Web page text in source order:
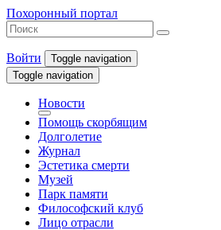
Похоронный портал
Войти
Toggle navigation
Toggle navigation
Новости
Помощь скорбящим
Долголетие
Журнал
Эстетика смерти
Музей
Парк памяти
Философский клуб
Лицо отрасли